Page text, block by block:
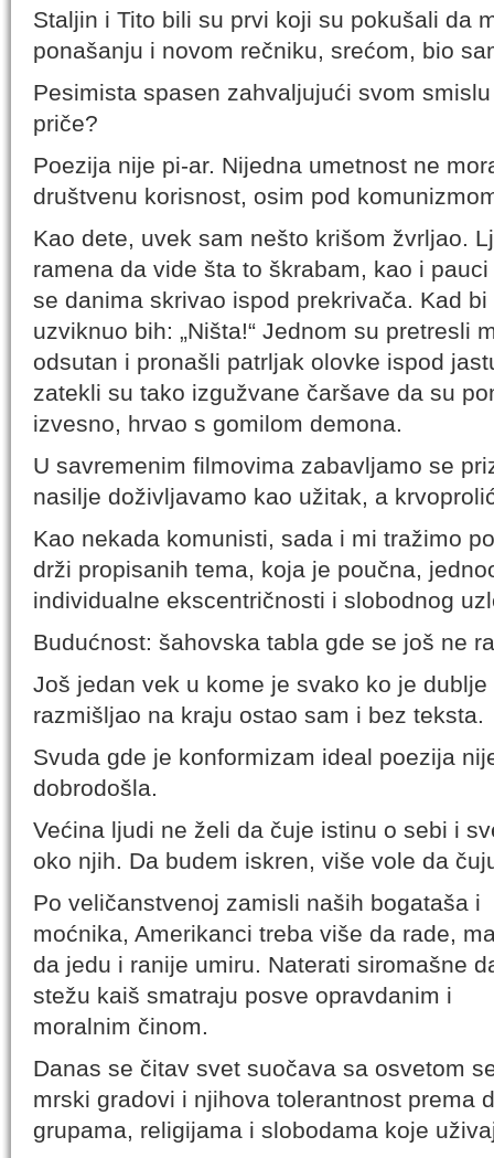
Staljin i Tito bili su prvi koji su pokušali da
ponašanju i novom rečniku, srećom, bio
Pesimista spasen zahvaljujući svom
priče?
Poezija nije pi-ar. Nijedna umetnost ne
društvenu korisnost, osim pod
Kao dete, uvek sam nešto krišom žvrljao.
ramena da vide šta to škrabam, kao i
se danima skrivao ispod prekrivača. Kad
uzviknuo bih: „Ništa!“ Jednom su pretresli
odsutan i pronašli patrljak olovke ispod
zatekli su tako izgužvane čaršave da su
izvesno, hrvao s gomilom demona.
U savremenim filmovima zabavljamo se
nasilje doživljavamo kao užitak, a
Kao nekada komunisti, sada i mi tražimo
drži propisanih tema, koja je poučna,
individualne ekscentričnosti i slobodnog
Budućnost: šahovska tabla gde se još ne
Još jedan vek u kome je svako ko je dublje
razmišljao na kraju ostao sam i bez teksta.
Svuda gde je konformizam ideal poezija
dobrodošla.
Većina ljudi ne želi da čuje istinu o sebi i
oko njih. Da budem iskren, više vole da
Po veličanstvenoj zamisli naših bogataša i
moćnika, Amerikanci treba više da rade,
da jedu i ranije umiru. Naterati siromašne
stežu kaiš smatraju posve opravdanim i
moralnim činom.
Danas se čitav svet suočava sa osvetom
mrski gradovi i njihova tolerantnost prema
grupama, religijama i slobodama koje